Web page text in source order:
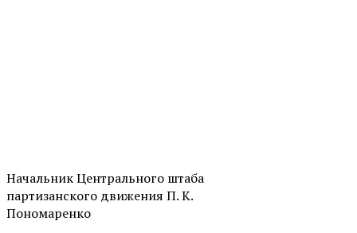
Начальник Центрального штаба
партизанского движения П. К.
Пономаренко